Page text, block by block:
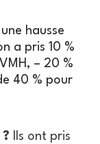
hausse
a pris 10 %
– 20 %
40 % pour
Ils ont pris